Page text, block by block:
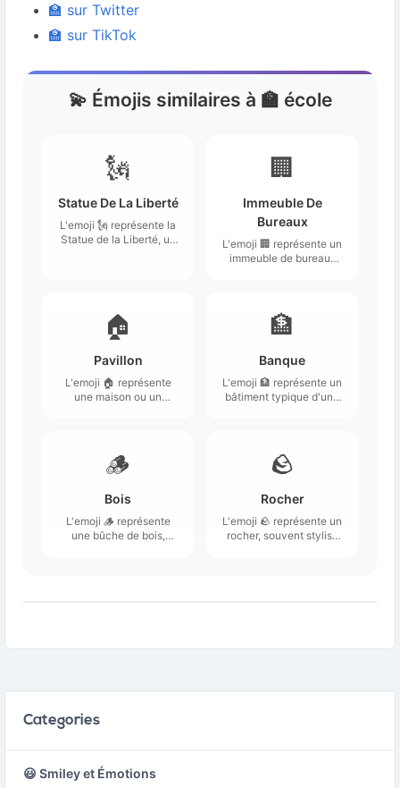
🏫 sur Twitter
🏫 sur TikTok
💫 Émojis similaires à 🏫 école
🗽
Statue De La Liberté
L'emoji 🗽 représente la
Statue de la Liberté, un
🏢
Immeuble De
Bureaux
L'emoji 🏢 représente un
immeuble de bureaux
🏠
Pavillon
L'emoji 🏠 représente
une maison ou un
et des murs blancs.
🏦
Banque
L'emoji 🏦 représente un
bâtiment typique d'une
un toit en pente.
🪵
Bois
L'emoji 🪵 représente
une bûche de bois,
🪨
Rocher
L'emoji 🪨 représente un
rocher, souvent stylisé
Categories
😃 Smiley et Émotions